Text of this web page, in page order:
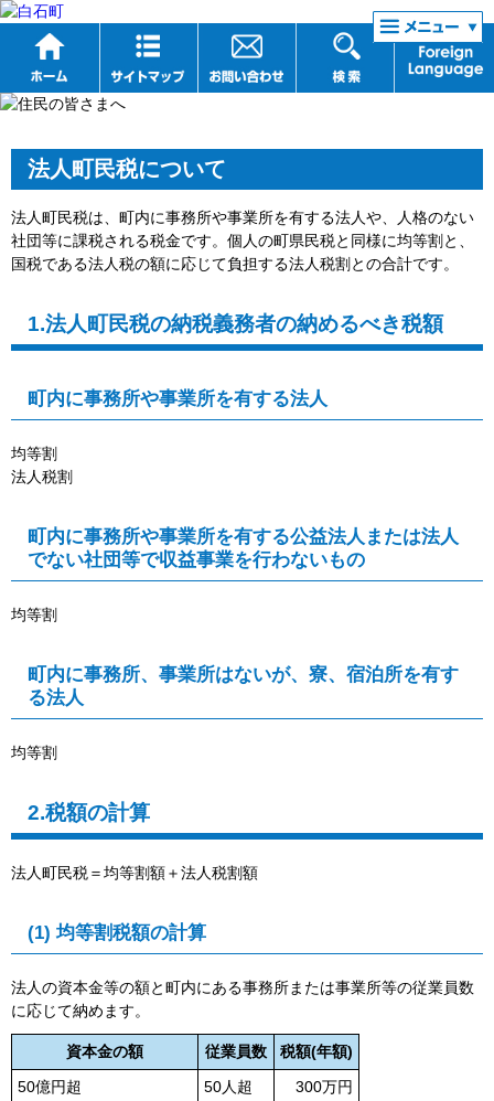
リンク集
法人町民税について
法人町民税は、町内に事務所や事業所を有する法人や、人格のない
社団等に課税される税金です。個人の町県民税と同様に均等割と、
国税である法人税の額に応じて負担する法人税割との合計です。
1.法人町民税の納税義務者の納めるべき税額
町内に事務所や事業所を有する法人
均等割
法人税割
町内に事務所や事業所を有する公益法人または法人
でない社団等で収益事業を行わないもの
均等割
町内に事務所、事業所はないが、寮、宿泊所を有す
る法人
均等割
2.税額の計算
法人町民税＝均等割額＋法人税割額
(1) 均等割税額の計算
法人の資本金等の額と町内にある事務所または事業所等の従業員数
に応じて納めます。
資本金の額 従業員数
税額(年額)
50億円超
50人超
300万円